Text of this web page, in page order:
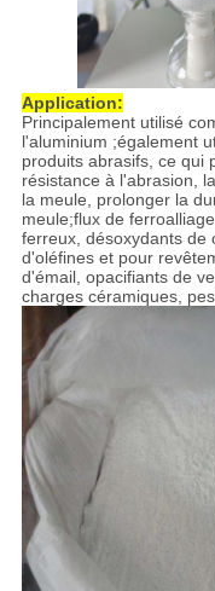
Application:
Principalement utilisé
l'aluminium ;également
produits abrasifs, ce qui
résistance à l'abrasion,
la meule, prolonger la
meule;flux de
ferreux, désoxydants de
d'oléfines et pour
d'émail, opacifiants de
charges céramiques,